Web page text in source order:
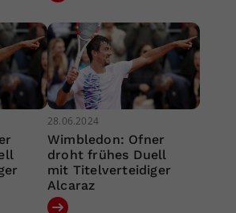
28.06.2024
Wimbledon: Ofner
droht frühes Duell
mit Titelverteidiger
Alcaraz